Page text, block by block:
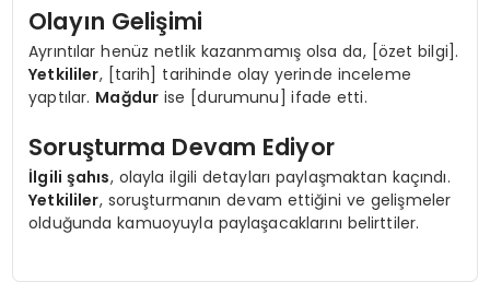
Olayın Gelişimi
Ayrıntılar henüz netlik kazanmamış olsa da, [özet bilgi].
Yetkililer, [tarih] tarihinde olay yerinde inceleme
yaptılar. Mağdur ise [durumunu] ifade etti.
Soruşturma Devam Ediyor
İlgili şahıs, olayla ilgili detayları paylaşmaktan kaçındı.
Yetkililer, soruşturmanın devam ettiğini ve gelişmeler
olduğunda kamuoyuyla paylaşacaklarını belirttiler.